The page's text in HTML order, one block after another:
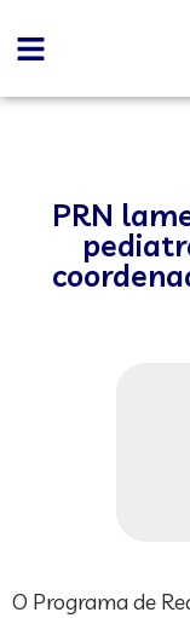
PRN
O Programa de